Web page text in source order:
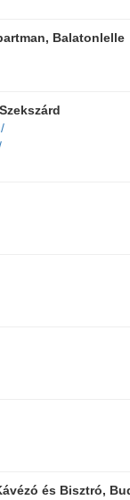
Balatonlelle
és Bisztró,